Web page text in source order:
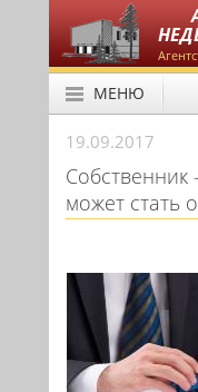
МЕНЮ
19.09.2017
Собственник
может стать